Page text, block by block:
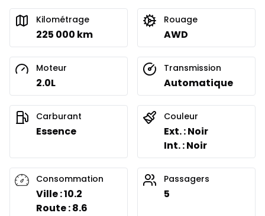
Kilométrage
225 000 km
Rouage
AWD
Moteur
2.0L
Transmission
Automatique
Carburant
Essence
Couleur
Ext. : Noir
Int. : Noir
Consommation
Ville : 10.2
Route : 8.6
Passagers
5